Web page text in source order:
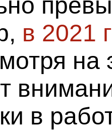
в 2021
на
в